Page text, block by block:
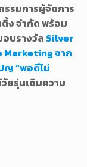
รมการผู้จัดการ
ง จำกัด พร้อม
บรางวัล Silver
จาก
ญ “พอดีไม่
ยรุ่นเติมความ